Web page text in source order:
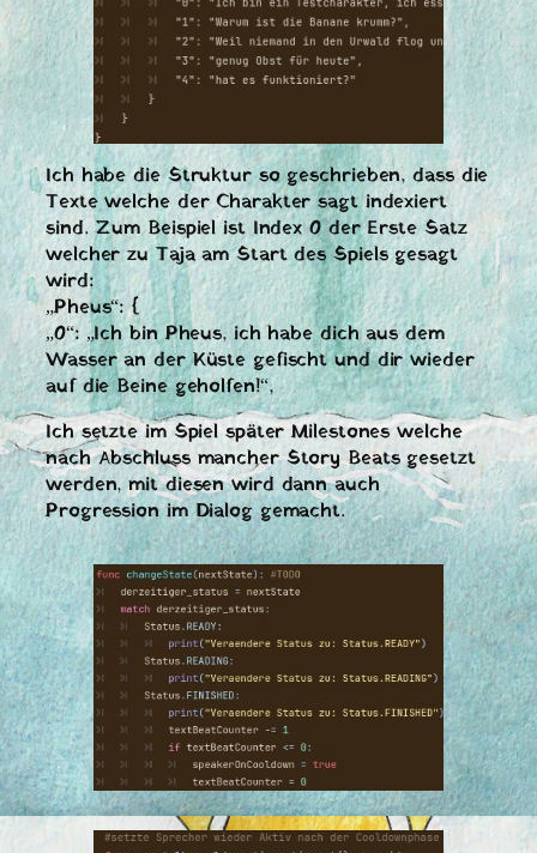
Ich habe die Struktur so geschrieben, dass die
Texte welche der Charakter sagt indexiert
sind. Zum Beispiel ist Index 0 der Erste Satz
welcher zu Taja am Start des Spiels gesagt
wird:
„Pheus“: {
„0“: „Ich bin Pheus, ich habe dich aus dem
Wasser an der Küste gefischt und dir wieder
auf die Beine geholfen!“,
Ich setzte im Spiel später Milestones welche
nach Abschluss mancher Story Beats gesetzt
werden, mit diesen wird dann auch
Progression im Dialog gemacht.